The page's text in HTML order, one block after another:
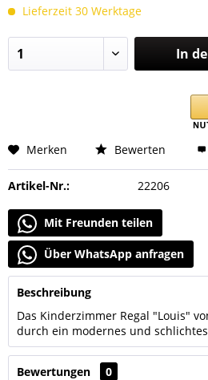
Lieferzeit 30 Werktage
In
Merken Bewerten
Artikel-Nr.: 22206
Mit Freunden teilen
Über WhatsApp anfragen
Beschreibung
Das Kinderzimmer Regal "Louis"
durch ein modernes und
Bewertungen
0